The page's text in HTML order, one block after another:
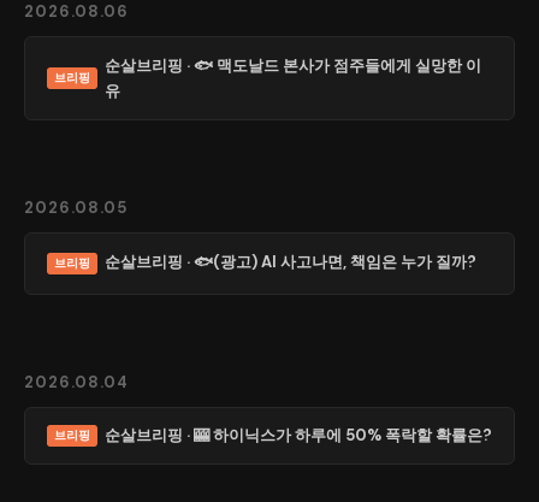
2026.08.06
브리핑
순살브리핑 · 🐟 맥도날드 본사가 점주들에게 실망한 이
유
2026.08.05
브리핑 순살브리핑 · 🐟(광고) AI 사고나면, 책임은 누가 질까?
2026.08.04
브리핑 순살브리핑 · 🎰 하이닉스가 하루에 50% 폭락할 확률은?